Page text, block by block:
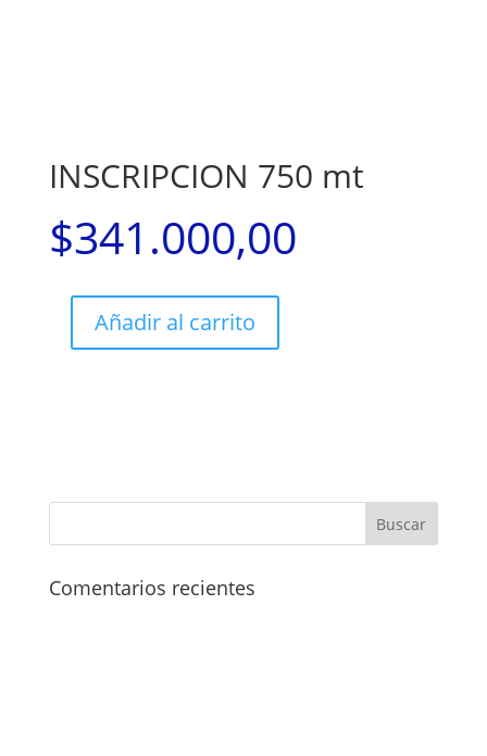
INSCRIPCION 750 mt
$341.000,00
INSCRIPCION
Añadir al carrito
Comentarios recientes